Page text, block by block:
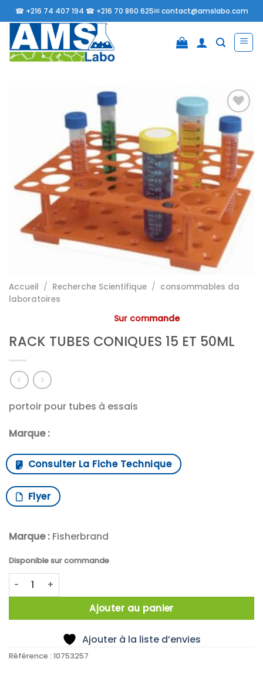
Passer
au
contenu
☎ +216 74 407 194 ☎ +216 70 860 625✉contact@amslabo.com
Ajouter
à la
liste
d’envies
Accueil / Recherche Scientifique / consommables da
laboratoires
Sur commande
RACK TUBES CONIQUES 15 ET 50ML
portoir pour tubes à essais
Marque :
Consulter La Fiche Technique
Flyer
Marque : Fisherbrand
Disponible sur commande
quantité de RACK TUBES CONIQUES 15 ET 50ML
Ajouter au panier
Ajouter à la liste d’envies
Référence : 10753257